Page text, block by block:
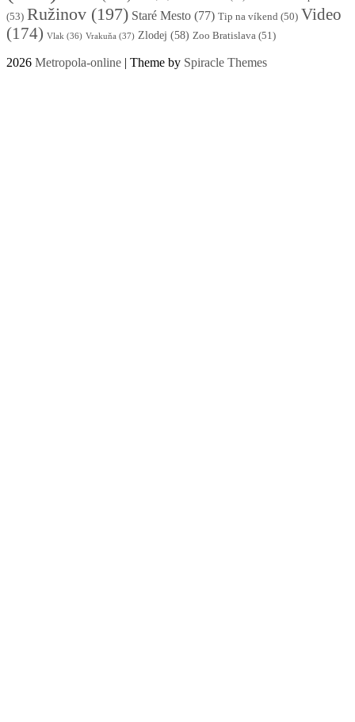
(53) Ružinov (197) Staré Mesto (77) Tip na víkend (50) Video
(174) Vlak (36) Vrakuňa (37) Zlodej (58) Zoo Bratislava (51)
2026 Metropola-online | Theme by Spiracle Themes